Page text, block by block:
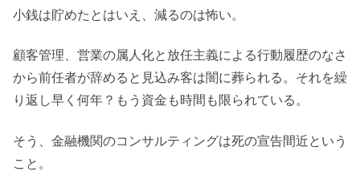
小銭は貯めたとはいえ、減るのは怖い。
顧客管理、営業の属人化と放任主義による行動履歴のなさ
から前任者が辞めると見込み客は闇に葬られる。それを繰
り返し早く何年？もう資金も時間も限られている。
そう、金融機関のコンサルティングは死の宣告間近という
こと。